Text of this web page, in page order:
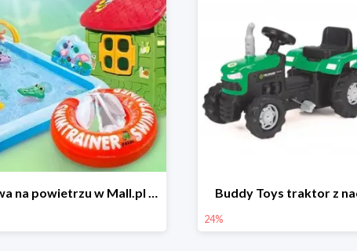
Zabawa na powietrzu w Mall.pl do -50% Buddy Toys traktor z
24%